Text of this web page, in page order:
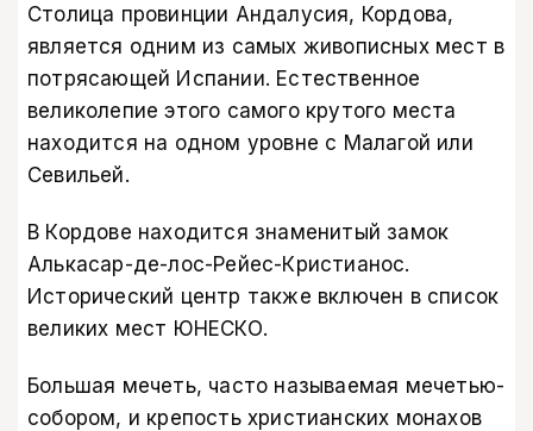
Столица провинции Андалусия, Кордова,
является одним из самых живописных мест в
потрясающей Испании. Естественное
великолепие этого самого крутого места
находится на одном уровне с Малагой или
Севильей.
В Кордове находится знаменитый замок
Алькасар-де-лос-Рейес-Кристианос.
Исторический центр также включен в список
великих мест ЮНЕСКО.
Большая мечеть, часто называемая мечетью-
собором, и крепость христианских монахов